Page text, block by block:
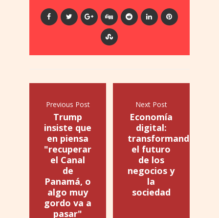
Previous Post
Trump
insiste que
en piensa
"recuperar
el Canal
de
Panamá, o
algo muy
gordo va a
pasar"
Next Post
Economía
digital:
transformando
el futuro
de los
negocios y
la
sociedad